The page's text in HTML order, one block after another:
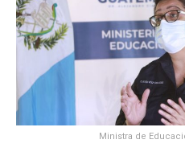
Ministra de